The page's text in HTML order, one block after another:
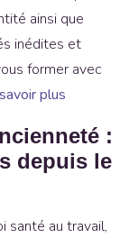
ainsi que
inédites et
former avec
plus
:
depuis le
santé au travail,